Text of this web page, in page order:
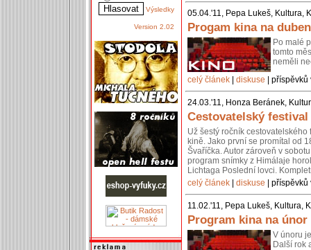
Výsledky
Version 2.02
05.04.'11, Pepa Lukeš, Kultura,
Progam kina na
Po malé
tomto
neměli
celý článek
diskuse |
24.03.'11, Honza Beránek,
Cestovatelský
Už šestý ročník
kině. Jako první se promítal od
Švaříčka. Autor zároveň v
program snímky z Himálaje
Lichtaga Poslední lovci.
celý článek
diskuse |
11.02.'11, Pepa Lukeš, Kultura,
Program kina na únor
V únoru
Další rok